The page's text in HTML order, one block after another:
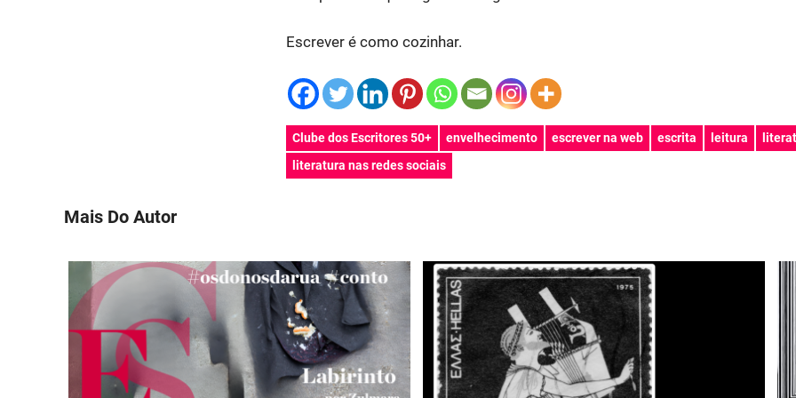
Escrever é como cozinhar.
Clube dos Escritores 50+ envelhecimento escrever na web escrita leitura
literatura nas redes sociais
Mais Do Autor